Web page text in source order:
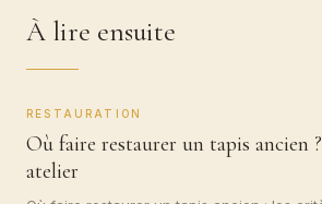
À lire ensuite
RESTAURATION
Où faire restaurer un tapis ancien
atelier